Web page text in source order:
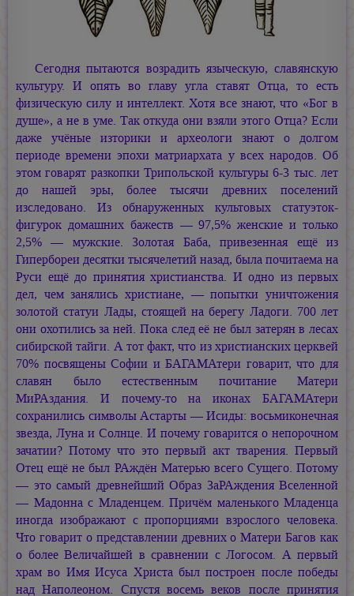
Сегодня пытаются возрадить языческую, славянскую
культуру. И опять во главу угла ставят Отца, то есть
физическую силу и интеллект. Хотя все знают, что «Бог в
душе», а не в уме. Так откуда они взяли этого Отца? Если
даже учёные изторики и археологи знают о долгом
периоде времени эпохи матриархата у всех народов. Об
этом говарят разкопки Трипольской культуры 6-3 тыс. лет
до нашей эры, более тысячи древних поселений
изследовано. Из обнаруженных культовых статуэток-
фигурок домашних бажеств — 97,5% женские и только
2,5% — мужские. Золотая Баба, привезенная ещё из
Гипербореи десятки тысячелетий назад, была почитаема на
Руси ещё до принятия христианства. И одно из первых
дел, чем занялись христиане, — попытки уничтожения
золотой статуи Лады, стоящей на берегу Ладоги. 700 лет
они охотились за ней. Пока след её не был затерян в лесах
сибирской тайги. А тот факт, что из христианских церквей
70% посвящены Софии и БАГАМАтери говарит, что для
славян было естественным почитание Матери
МиРАздания. И почему-то на иконах БАГАМАтери
сохранились символы Астарты — Исиды: восьмиконечная
звезда, Луна и Солнце. И почему говарится о непорочном
зачатии? Потому что это первый акт тварения. Первый
Отец ещё не был РАждён Матерью всего Сущего. Потому
— это самый древнейший Образ ЗаРАждения Вселенной
— Мадонна с Младенцем. Причём маленького Младенца
иногда изображают с пропорциями взрослого человека.
Что говарит о представлении древних о Матери Багов как
о более Величайшей в сравнении с Логосом. А первый
храм во Имя Исуса Христа был построен после победы
над Наполеоном. Спустя восемь веков после принятия